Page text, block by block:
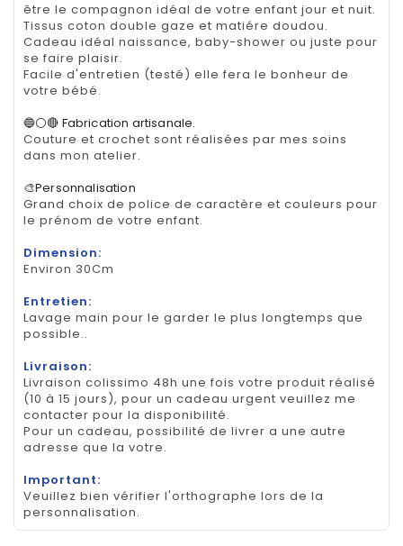
être le compagnon idéal de votre enfant jour et nuit.
Tissus coton double gaze et matiére doudou.
Cadeau idéal naissance, baby-shower ou juste pour
se faire plaisir.
Facile d'entretien (testé) elle fera le bonheur de
votre bébé.
🔵⚪🔴 Fabrication artisanale.
Couture et crochet sont réalisées par mes soins
dans mon atelier.
🎨Personnalisation
Grand choix de police de caractère et couleurs pour
le prénom de votre enfant.
Dimension:
Environ 30Cm
Entretien:
Lavage main pour le garder le plus longtemps que
possible..
Livraison:
Livraison colissimo 48h une fois votre produit réalisé
(10 à 15 jours), pour un cadeau urgent veuillez me
contacter pour la disponibilité.
Pour un cadeau, possibilité de livrer a une autre
adresse que la votre.
Important:
Veuillez bien vérifier l'orthographe lors de la
personnalisation.